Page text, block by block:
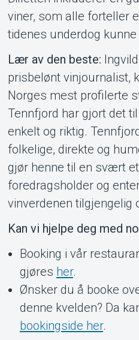
viner, som alle forteller
tidenes underdog
Lær av den beste:
prisbelønt vinjournalist,
Norges mest profilerte
Tennfjord har gjort det
enkelt og riktig.
folkelige, direkte og
gjør henne til en svært
foredragsholder og
vinverdenen tilgjengelig
Kan vi hjelpe deg med
Booking i vår
gjøres her.
Ønsker du å booke
denne kvelden? Da
bookingside her.